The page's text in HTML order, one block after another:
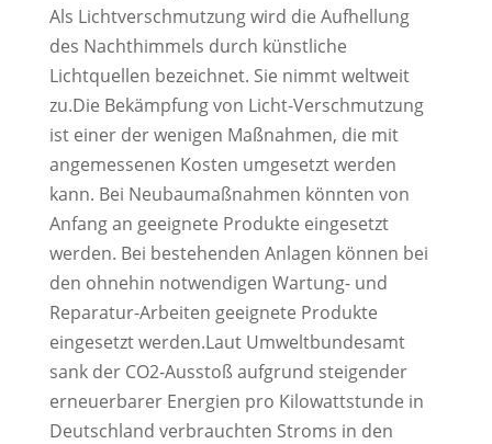
Als Lichtverschmutzung wird die Aufhellung
des Nachthimmels durch künstliche
Lichtquellen bezeichnet. Sie nimmt weltweit
zu.Die Bekämpfung von Licht-Verschmutzung
ist einer der wenigen Maßnahmen, die mit
angemessenen Kosten umgesetzt werden
kann. Bei Neubaumaßnahmen könnten von
Anfang an geeignete Produkte eingesetzt
werden. Bei bestehenden Anlagen können bei
den ohnehin notwendigen Wartung- und
Reparatur-Arbeiten geeignete Produkte
eingesetzt werden.Laut Umweltbundesamt
sank der CO2-Ausstoß aufgrund steigender
erneuerbarer Energien pro Kilowattstunde in
Deutschland verbrauchten Stroms in den